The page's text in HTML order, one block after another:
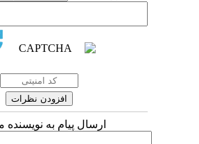
ارسال پیام به نویسنده